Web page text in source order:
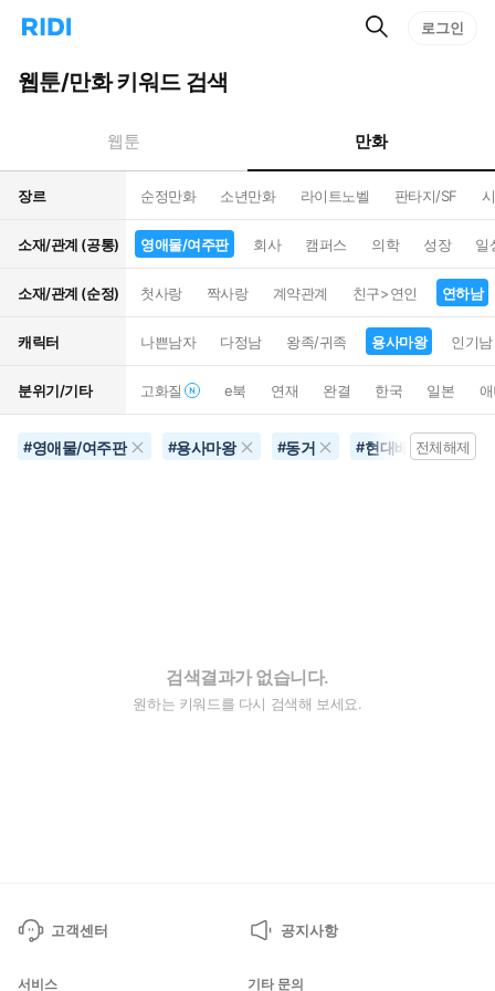
리
홈
으
턴
트
검
로그인
웹툰/만화 키워드 검색
웹툰 만화
장르 순정만화 소년만화 라이트노벨 판타지/SF
소재/관계 (공통) 영애물/여주판 회사 캠퍼스 의학 성장 일
소재/관계 (순정) 첫사랑 짝사랑 계약관계 친구>연인 연하남
캐릭터 나쁜남자 다정남 왕족/귀족 용사마왕 인기남
분위기/기타 고화질 e북 연재 완결 한국 일본
#영애물/여주판 #용사마왕 #동거 #현대배경 #
전체해제
검색결과가 없습니다.
원하는 키워드를 다시 검색해 보세요.
고객센터 공지사항
서비스 기타 문의